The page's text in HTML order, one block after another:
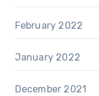
February 2022
January 2022
December 2021